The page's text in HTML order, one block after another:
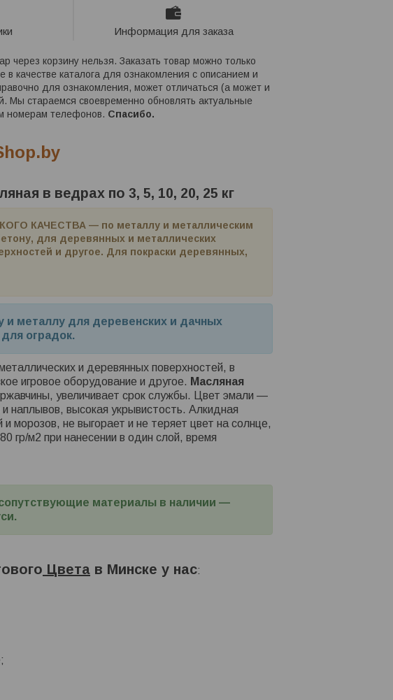
Информация для заказа
корзину нельзя. Заказать товар можно только
качестве каталога для ознакомления с описанием и
для ознакомления, может отличаться (а может и
Мы стараемся своевременно обновлять актуальные
номерам телефонов. Спасибо.
в ведрах по 3, 5, 10, 20, 25 кг
КАЧЕСТВА — по металлу и металлическим
для деревянных и металлических
и другое. Для покраски деревянных,
и металлу для деревенских и дачных
оградок.
и деревянных поверхностей, в
игровое оборудование и другое. Масляная
увеличивает срок службы. Цвет эмали —
наплывов, высокая укрывистость. Алкидная
морозов, не выгорает и не теряет цвет на солнце,
гр/м2 при нанесении в один слой, время
материалы в наличии —
Цвета в Минске у нас: